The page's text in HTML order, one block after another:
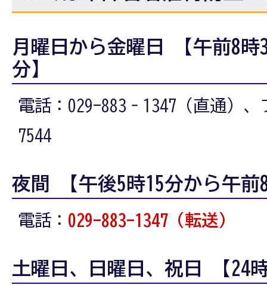
月曜日から金曜日 【午前8時
分】
電話：029-883‐1347（直通）
7544
夜間 【午後5時15分から午前
電話： 029-883-1347（転送）
土曜日、日曜日、祝日 【24